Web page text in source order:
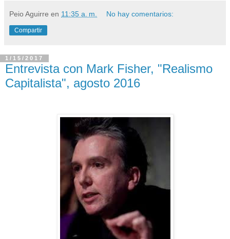
Peio Aguirre en 11:35 a. m. No hay comentarios:
Compartir
1/15/2017
Entrevista con Mark Fisher, "Realismo
Capitalista", agosto 2016